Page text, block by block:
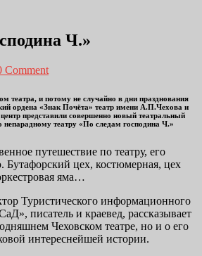
Ч.»
Comment
театра, и потому не случайно в дни празднования
ордена «Знак Почёта» театр имени А.П.Чехова и
представили совершенно новый театральный
непарадному театру «По следам господина Ч.»
путешествие по театру, его
Бутафорский цех, костюмерная, цех
яма…
Туристического информационного
писатель и краевед, рассказывает
Чеховском театре, но и о его
интереснейшей истории.